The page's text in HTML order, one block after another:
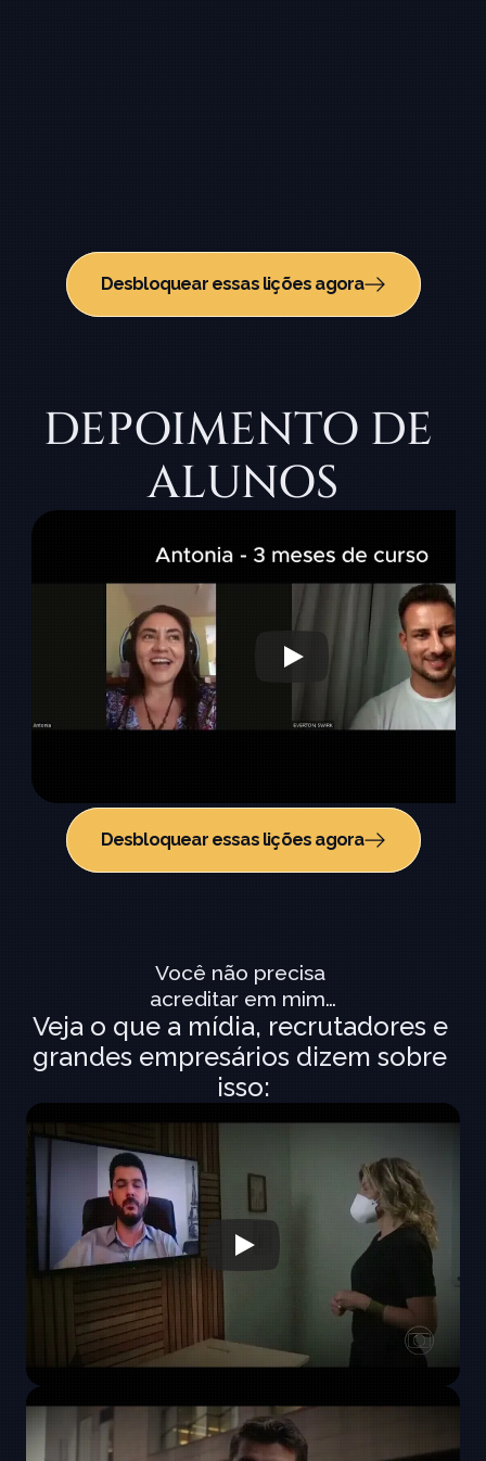
Desbloquear essas lições agora
DEPOIMENTO DE
ALUNOS
Desbloquear essas lições agora
Você não precisa
acreditar em mim…
Veja o que a mídia, recrutadores e
grandes empresários dizem sobre
isso: